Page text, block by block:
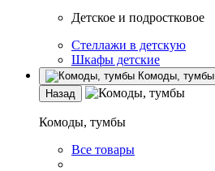
Детское и подростковое
Стеллажи в детскую
Шкафы детские
Комоды, тумбы
Назад
Комоды, тумбы
Все товары